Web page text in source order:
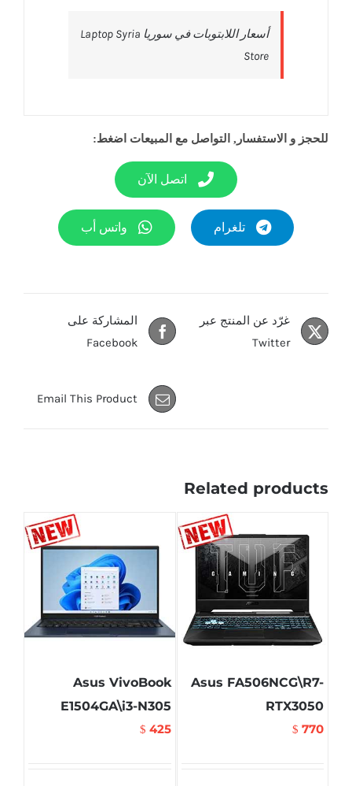
‎أسعار اللابتوبات في سوريا Laptop Syria
Store‎
للحجز و الاستفسار, التواصل مع المبيعات اضغط:
اتصل الآن
تلغرام واتس أب
المشاركة على
Facebook
غرّد عن المنتج عبر
Twitter
Email This Product
Related products
Asus FA506NCG\R7-
RTX3050
$ 770
Asus VivoBook
E1504GA\i3-N305
$ 425